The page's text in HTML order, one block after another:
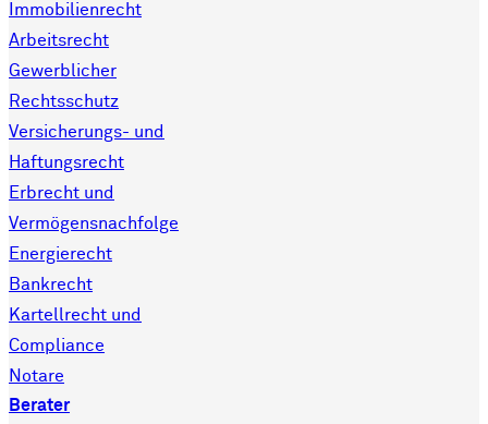
Immobilienrecht
Arbeitsrecht
Gewerblicher
Rechtsschutz
Versicherungs- und
Haftungsrecht
Erbrecht und
Vermögensnachfolge
Energierecht
Bankrecht
Kartellrecht und
Compliance
Notare
Berater